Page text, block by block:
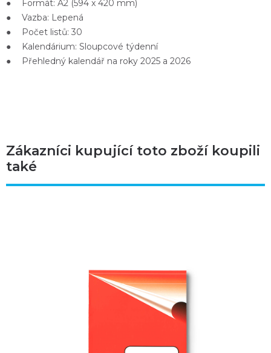
● Formát: A2 (594 x 420 mm)
● Vazba: Lepená
● Počet listů: 30
● Kalendárium: Sloupcové týdenní
● Přehledný kalendář na roky 2025 a 2026
Zákazníci kupující toto zboží koupili
také